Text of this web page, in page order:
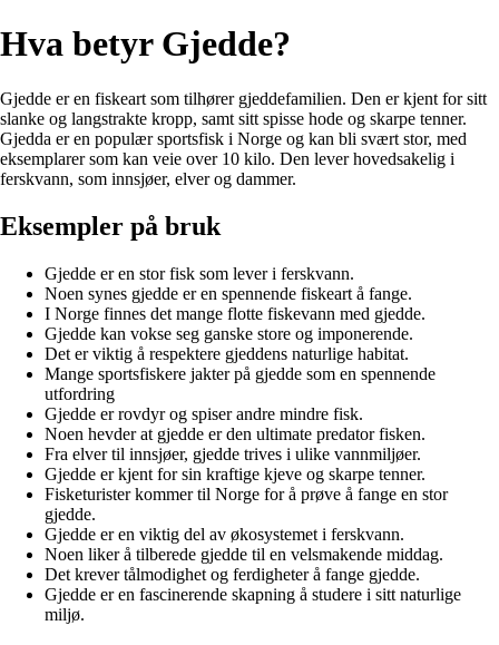
Hva betyr Gjedde?
Gjedde er en fiskeart som tilhører gjeddefamilien. Den er kjent for sitt
slanke og langstrakte kropp, samt sitt spisse hode og skarpe tenner.
Gjedda er en populær sportsfisk i Norge og kan bli svært stor, med
eksemplarer som kan veie over 10 kilo. Den lever hovedsakelig i
ferskvann, som innsjøer, elver og dammer.
Eksempler på bruk
Gjedde er en stor fisk som lever i ferskvann.
Noen synes gjedde er en spennende fiskeart å fange.
I Norge finnes det mange flotte fiskevann med gjedde.
Gjedde kan vokse seg ganske store og imponerende.
Det er viktig å respektere gjeddens naturlige habitat.
Mange sportsfiskere jakter på gjedde som en spennende
utfordring
Gjedde er rovdyr og spiser andre mindre fisk.
Noen hevder at gjedde er den ultimate predator fisken.
Fra elver til innsjøer, gjedde trives i ulike vannmiljøer.
Gjedde er kjent for sin kraftige kjeve og skarpe tenner.
Fisketurister kommer til Norge for å prøve å fange en stor
gjedde.
Gjedde er en viktig del av økosystemet i ferskvann.
Noen liker å tilberede gjedde til en velsmakende middag.
Det krever tålmodighet og ferdigheter å fange gjedde.
Gjedde er en fascinerende skapning å studere i sitt naturlige
miljø.